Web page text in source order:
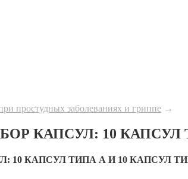
простудных заболеваниях и гриппе →
КАПСУЛ: 10 КАПСУЛ
10 КАПСУЛ ТИПА А И 10 КАПСУЛ